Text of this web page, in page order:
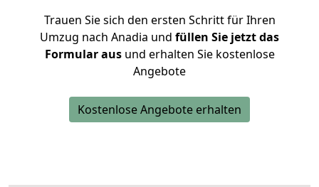
Trauen Sie sich den ersten Schritt für Ihren
Umzug nach Anadia und füllen Sie jetzt das
Formular ausund erhalten Sie kostenlose
Angebote
Kostenlose Angebote erhalten